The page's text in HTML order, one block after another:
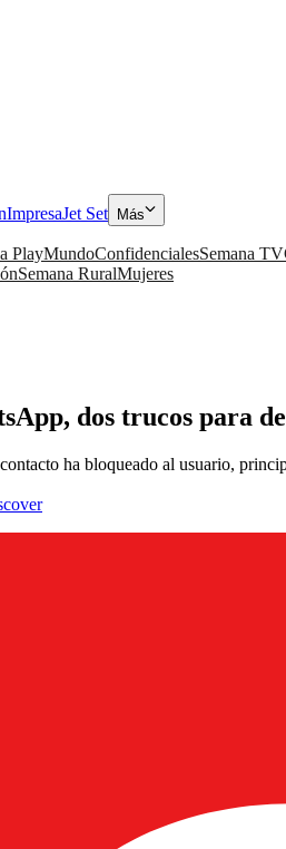
ImpresaJet Set Más
PlayMundoConfidencialesSemana TV
Semana RuralMujeres
dos trucos para
ha bloqueado al usuario,